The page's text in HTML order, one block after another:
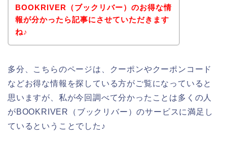
BOOKRIVER（ブックリバー）のお得な情
報が分かったら記事にさせていただきます
ね♪
多分、こちらのページは、クーポンやクーポンコード
などお得な情報を探している方がご覧になっていると
思いますが、私が今回調べて分かったことは多くの人
がBOOKRIVER（ブックリバー）のサービスに満足し
ているということでした♪